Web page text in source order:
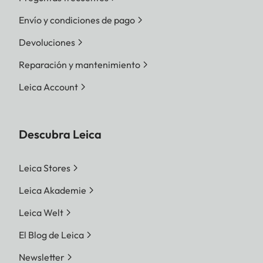
Envío y condiciones de pago
Devoluciones
Reparación y mantenimiento
Leica Account
Descubra Leica
Leica Stores
Leica Akademie
Leica Welt
El Blog de Leica
Newsletter